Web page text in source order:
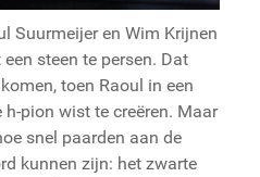
Suurmeijer en Wim Krijnen
steen te persen. Dat
toen Raoul in een
pion wist te creëren. Maar
snel paarden aan de
kunnen zijn: het zwarte